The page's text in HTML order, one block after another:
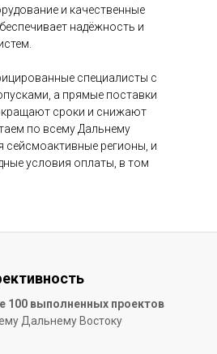
и качественные
надёжность и
специалисты с
а прямые поставки
сроки и снижают
по всему Дальнему
сейсмоактивные регионы, и
условия оплаты, в том
100 выполненных проектов
Дальнему Востоку